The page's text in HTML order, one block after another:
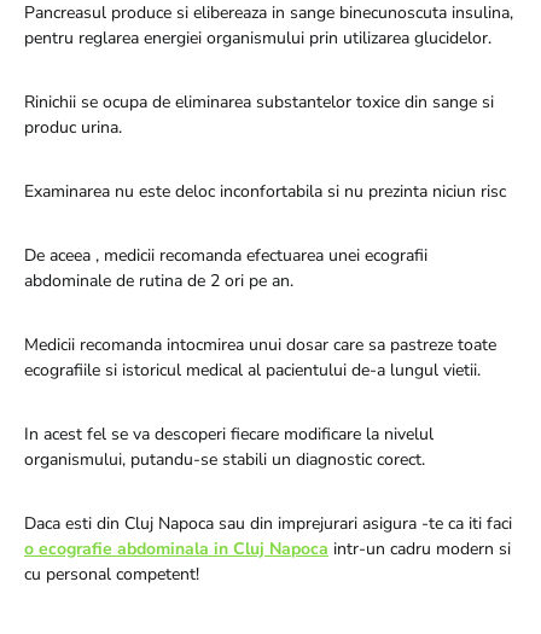
Pancreasul produce si elibereaza in sange binecunoscuta insulina,
pentru reglarea energiei organismului prin utilizarea glucidelor.
Rinichii se ocupa de eliminarea substantelor toxice din sange si
produc urina.
Examinarea nu este deloc inconfortabila si nu prezinta niciun risc
De aceea , medicii recomanda efectuarea unei ecografii
abdominale de rutina de 2 ori pe an.
Medicii recomanda intocmirea unui dosar care sa pastreze toate
ecografiile si istoricul medical al pacientului de-a lungul vietii.
In acest fel se va descoperi fiecare modificare la nivelul
organismului, putandu-se stabili un diagnostic corect.
Daca esti din Cluj Napoca sau din imprejurari asigura -te ca iti faci
o ecografie abdominala in Cluj Napoca intr-un cadru modern si
cu personal competent!